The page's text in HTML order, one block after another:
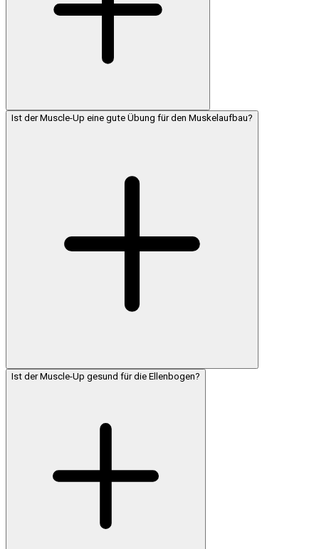
Ist der Muscle-Up eine gute Übung für den Muskelaufbau?
Ist der Muscle-Up gesund für die Ellenbogen?